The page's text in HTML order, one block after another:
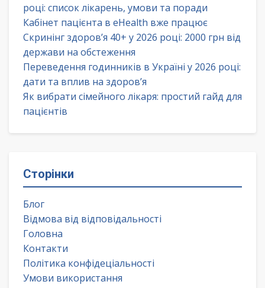
році: список лікарень, умови та поради
Кабінет пацієнта в eHealth вже працює
Скринінг здоров’я 40+ у 2026 році: 2000 грн від
держави на обстеження
Переведення годинників в Україні у 2026 році:
дати та вплив на здоров’я
Як вибрати сімейного лікаря: простий гайд для
пацієнтів
Сторінки
Блог
Відмова від відповідальності
Головна
Контакти
Політика конфідеціальності
Умови використання